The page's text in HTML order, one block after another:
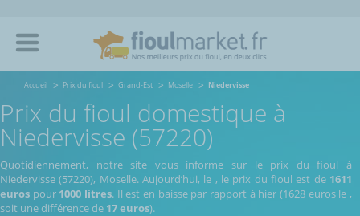
Accueil Prix du fioul Grand-Est Moselle Niedervisse
Prix du fioul domestique à
Niedervisse (57220)
Quotidiennement, notre site vous informe sur le prix du fioul à
Niedervisse (57220), Moselle. Aujourd’hui, le , le prix du fioul est de 1611
euros pour 1000 litres. Il est en baisse par rapport à hier (1628 euros le,
soit une différence de 17 euros).